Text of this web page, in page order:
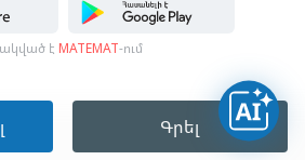
Գրել
է MATEMAT-ում